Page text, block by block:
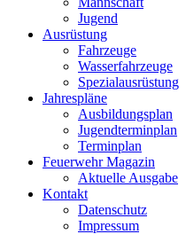
Jugend
Ausrüstung
Fahrzeuge
Wasserfahrzeuge
Spezialausrüstung
Jahrespläne
Ausbildungsplan
Jugendterminplan
Terminplan
Feuerwehr Magazin
Aktuelle Ausgabe
Kontakt
Datenschutz
Impressum